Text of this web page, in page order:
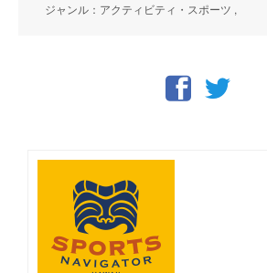
ジャンル：アクティビティ・スポーツ ,